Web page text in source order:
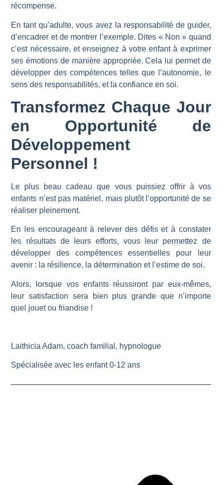
récompense.
En tant qu’adulte, vous avez la responsabilité de guider,
d’encadrer et de montrer l’exemple. Dites « Non » quand
c’est nécessaire, et enseignez à votre enfant à exprimer
ses émotions de manière appropriée. Cela lui permet de
développer des compétences telles que l’autonomie, le
sens des responsabilités, et la confiance en soi.
Transformez Chaque Jour
en Opportunité de
Développement
Personnel !
Le plus beau cadeau que vous puissiez offrir à vos
enfants n’est pas matériel, mais plutôt l’opportunité de se
réaliser pleinement.
En les encourageant à relever des défis et à constater
les résultats de leurs efforts, vous leur permettez de
développer des compétences essentielles pour leur
avenir : la résilience, la détermination et l’estime de soi.
Alors, lorsque vos enfants réussiront par eux-mêmes,
leur satisfaction sera bien plus grande que n’importe
quel jouet ou friandise !
Laithicia Adam, coach familial, hypnologue
Spécialisée avec les enfant 0-12 ans